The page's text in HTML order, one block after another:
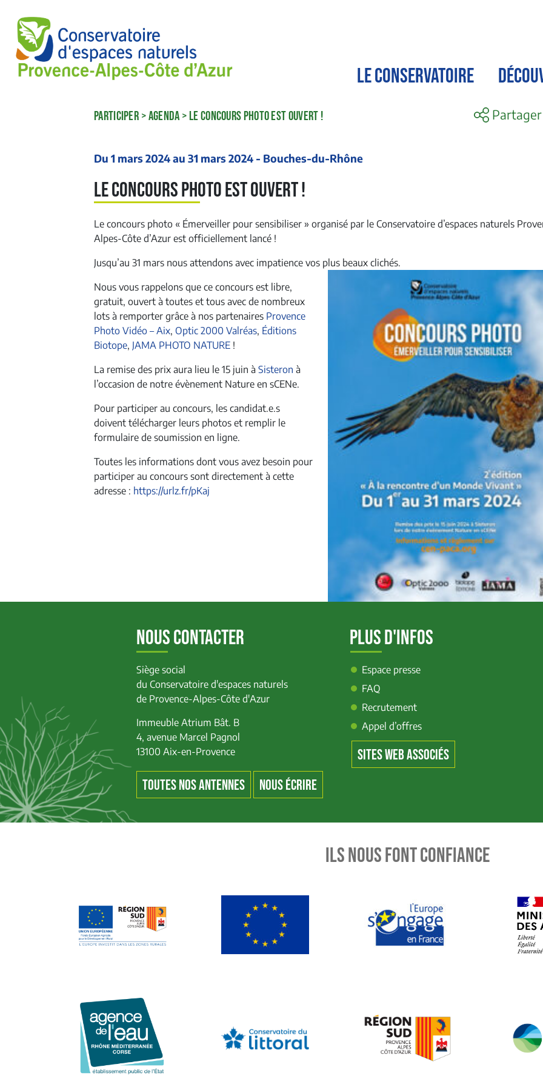
LE CONSERVATOIRE
PARTICIPER >AGENDA >LE CONCOURS PHOTO EST OUVERT ! Partager
Du 1 mars 2024 au 31 mars 2024 - Bouches-du-Rhône
Le concours photo est ouvert !
Le concours photo « Émerveiller pour sensibiliser » organisé par le Conservatoire d’espaces naturels
Alpes-Côte d’Azur est officiellement lancé !
Jusqu’au 31 mars nous attendons avec impatience vos plus beaux clichés.
Nous vous rappelons que ce concours est libre,
gratuit, ouvert à toutes et tous avec de nombreux
lots à remporter grâce à nos partenaires Provence
Photo Vidéo – Aix, Optic 2000 Valréas, Éditions
Biotope, JAMA PHOTO NATURE !
La remise des prix aura lieu le 15 juin à Sisteron à
l’occasion de notre évènement Nature en sCENe.
Pour participer au concours, les candidat.e.s
doivent télécharger leurs photos et remplir le
formulaire de soumission en ligne.
Toutes les informations dont vous avez besoin pour
participer au concours sont directement à cette
adresse : https://urlz.fr/pKaj
NOUS CONTACTER
Siège social
du Conservatoire d'espaces naturels
de Provence-Alpes-Côte d'Azur
Immeuble Atrium Bât. B
4, avenue Marcel Pagnol
13100 Aix-en-Provence
TOUTES NOS ANTENNES NOUS ÉCRIRE
PLUS D'INFOS
Espace presse
FAQ
Recrutement
Appel d’offres
SITES WEB ASSOCIÉS
ILS NOUS FONT CONFIANCE